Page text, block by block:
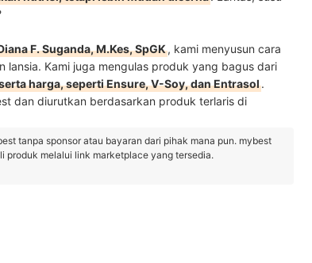
F. Suganda, M.Kes, SpGK, kami menyusun cara
lansia. Kami juga mengulas produk yang bagus dari
harga, seperti Ensure, V-Soy, dan Entrasol.
dan diurutkan berdasarkan produk terlaris di
tanpa sponsor atau bayaran dari pihak mana pun. mybest
produk melalui link marketplace yang tersedia.